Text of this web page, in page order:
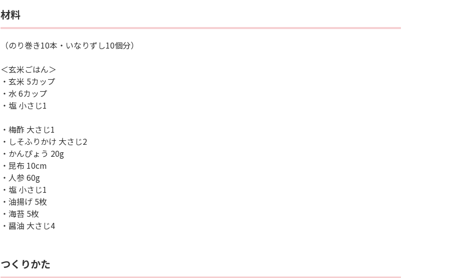
材料
（のり巻き10本・いなりずし10個分）
＜玄米ごはん＞
・玄米 5カップ
・水 6カップ
・塩 小さじ1
・梅酢 大さじ1
・しそふりかけ 大さじ2
・かんぴょう 20g
・昆布 10cm
・人参 60g
・塩 小さじ1
・油揚げ 5枚
・海苔 5枚
・醤油 大さじ4
つくりかた